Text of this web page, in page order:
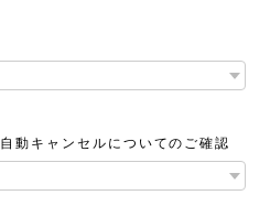
動キャンセルについてのご確認